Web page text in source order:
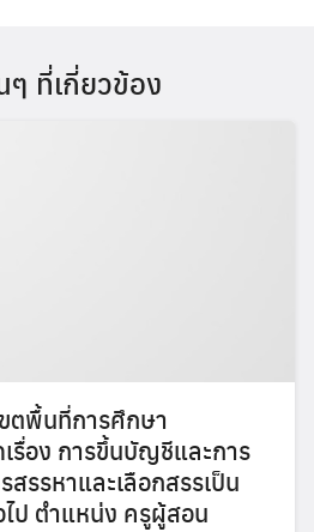
ๆ ที่เกี่ยวข้อง
ตพื้นที่การศึกษา
รื่อง การขึ้นบัญชีและการ
รรหาและเลือกสรรเป็น
ป ตำแหน่ง ครูผู้สอน